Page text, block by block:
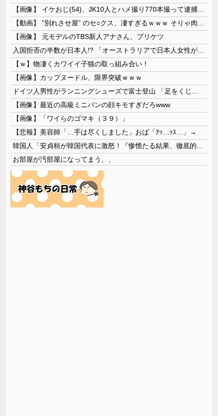
【画像】 元モデルのTBS新人アナさん、プリケツ
【ｗ】物凄くカワイイ子猫の取っ組み合い！
【画像】カップヌードル、限界突破ｗｗｗ
【画像】最近の高級ミニバンの顔キモすぎだろwww
【画像】「ワイらのゴマキ（３９）」
【悲報】美容師「…手は尽くしました」おば「ｱｯ…ｯｽ…」→
お部屋が汚部屋になってまう、、